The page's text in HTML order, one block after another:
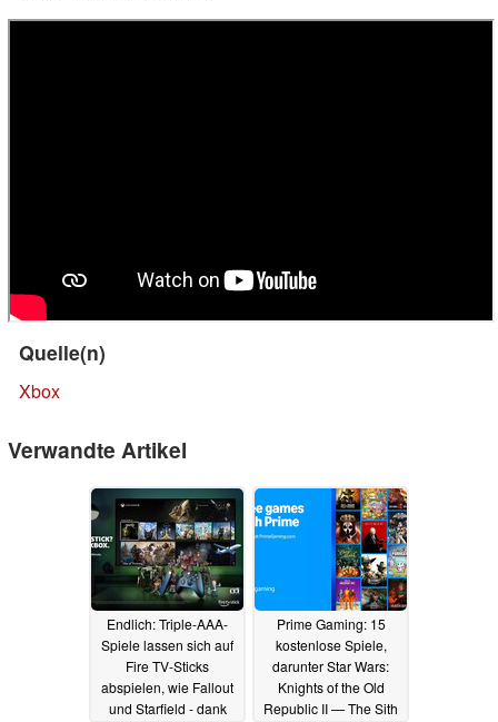
Quelle(n)
Xbox
Verwandte Artikel
Endlich: Triple-AAA-
Spiele lassen sich auf
Fire TV-Sticks
abspielen, wie Fallout
und Starfield - dank
Prime Gaming: 15
kostenlose Spiele,
darunter Star Wars:
Knights of the Old
Republic II — The Sith